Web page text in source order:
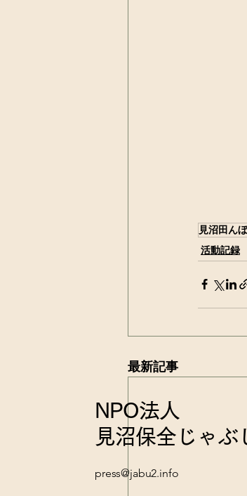
見沼田ん
活動記録
最新記事
NPO法人
見沼保全じゃぶ
press@jabu2.info